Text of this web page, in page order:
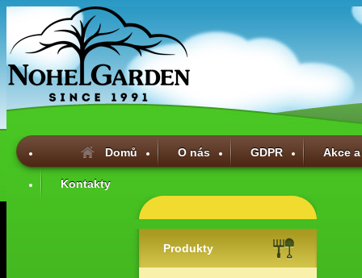
Domů O nás GDPR Akce
Kontakty
Produkty